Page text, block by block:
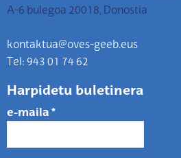
A-6 bulegoa 20018, Donostia
kontaktua@oves-geeb.eus
Tel: 943 01 74 62
Harpidetu buletinera
e-maila *